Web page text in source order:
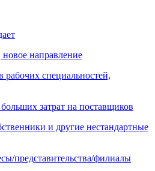
направление
специальностей,
затрат на поставщиков
и другие нестандартные
представительства/филиалы